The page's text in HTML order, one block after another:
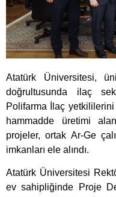
Atatürk Üniversitesi,
doğrultusunda ilaç
Polifarma İlaç yetkililerini
hammadde üretimi
projeler, ortak Ar-Ge
imkanları ele alındı.
Atatürk Üniversitesi
ev sahipliğinde Proje